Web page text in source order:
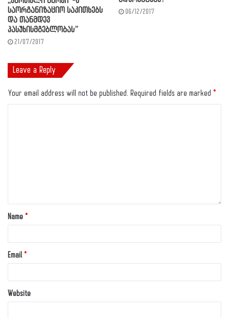
საორგანიზაციო საკითხებს
და თანმდევ
პასუხისმგებლობას”
21/07/2017
06/12/2017
Leave a Reply
Your email address will not be published. Required fields are marked *
Name *
Email *
Website